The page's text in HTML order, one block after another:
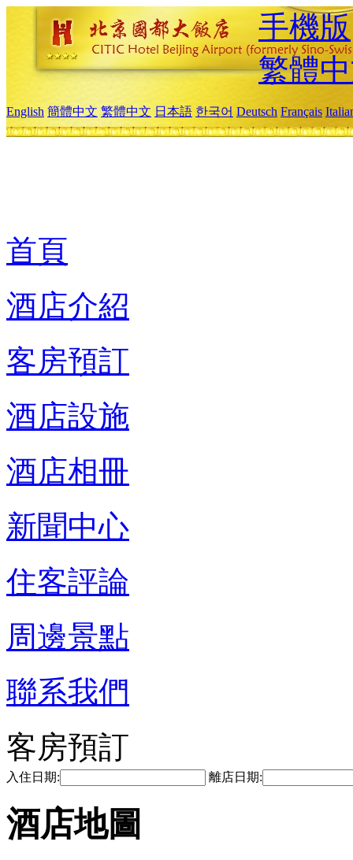
手機版
繁體
English 簡體中文 繁體中文 日本語 한국어 Deutsch Français
首頁
酒店介紹
客房預訂
酒店設施
酒店相冊
新聞中心
住客評論
周邊景點
聯系我們
客房預訂
入住日期: 離店日期:
酒店地圖